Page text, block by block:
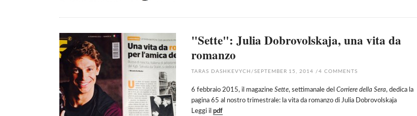
"Sette": Julia Dobrovolskaja, una vita da
romanzo
TARAS DASHKEVYCH / SEPTEMBER 15, 2014 /4 COMMENTS
6 febbraio 2015, il magazine Sette, settimanale del Corriere della Sera, dedica la
pagina 65 al nostro trimestrale: la vita da romanzo di Julia Dobrovolskaja
Leggi il pdf